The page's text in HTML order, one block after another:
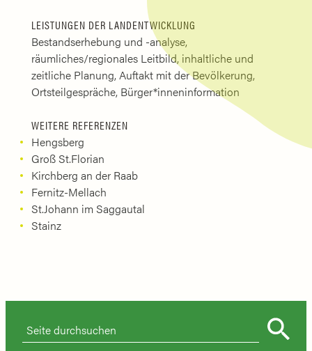
LEISTUNGEN DER LANDENTWICKLUNG
Bestandserhebung und -analyse,
räumliches/regionales Leitbild, inhaltliche und
zeitliche Planung, Auftakt mit der Bevölkerung,
Ortsteilgespräche, Bürger*inneninformation
WEITERE REFERENZEN
Hengsberg
Groß St.Florian
Kirchberg an der Raab
Fernitz-Mellach
St.Johann im Saggautal
Stainz